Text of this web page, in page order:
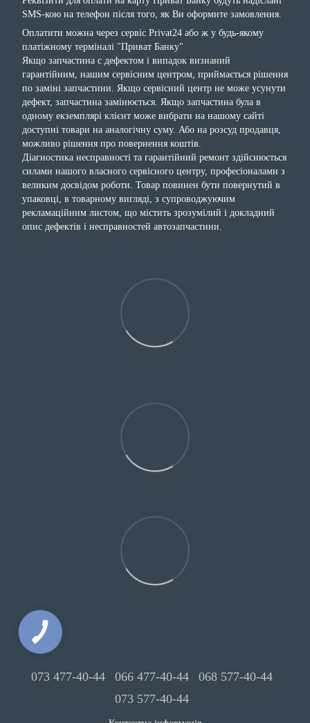
SMS-кою на телефон після того, як Ви оформите замовлення.
Оплатити можна через сервіс Privat24 або ж у будь-якому
платіжному терміналі "Приват Банку"
Якщо запчастина с дефектом і випадок визнаний
гарантійним, нашим сервісним центром, приймається рішення
по заміні запчастини. Якщо сервісний центр не може усунути
дефект, запчастина замінюється. Якщо запчастина була в
одному екземплярі клієнт може вибрати на нашому сайті
доступні товари на аналогічну суму. Або на розсуд продавця,
можливо рішення про повернення коштів.
Діагностика несправності та гарантійний ремонт здійснюється
силами нашого власного сервісного центру, професіоналами з
великим досвідом роботи. Товар повинен бути повернутий в
упаковці, в товарному вигляді, з супроводжуючим
рекламаційним листом, що містить зрозумілий і докладний
опис дефектів і несправностей автозапчастини.
073 477-40-44 066 477-40-44
068 577-40-44
073 577-40-44